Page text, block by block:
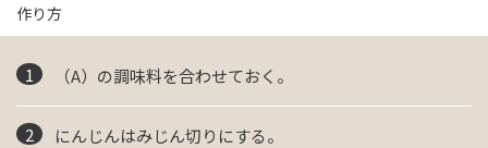
作り方
（A）の調味料を合わせておく。
にんじんはみじん切りにする。